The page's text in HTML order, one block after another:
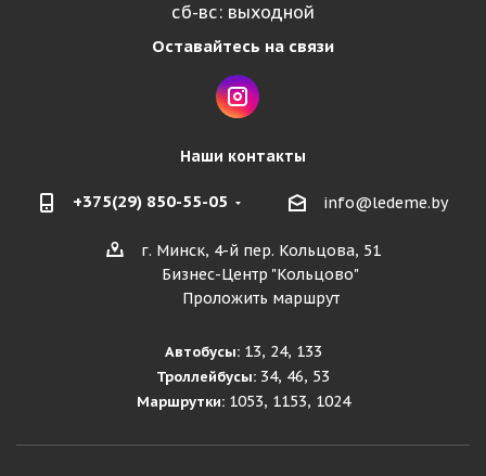
сб-вс: выходной
Оставайтесь на связи
Наши контакты
+375(29) 850-55-05 info@ledeme.by
г. Минск, 4-й пер. Кольцова, 51
Бизнес-Центр "Кольцово"
Проложить маршрут
Автобусы:13, 24, 133
Троллейбусы: 34, 46, 53
Маршрутки:1053, 1153, 1024